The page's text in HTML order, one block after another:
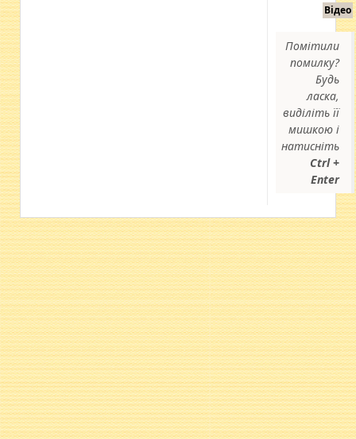
Відео
Помітили
помилку?
Будь
ласка,
виділіть її
мишкою і
натисніть
Ctrl +
Enter